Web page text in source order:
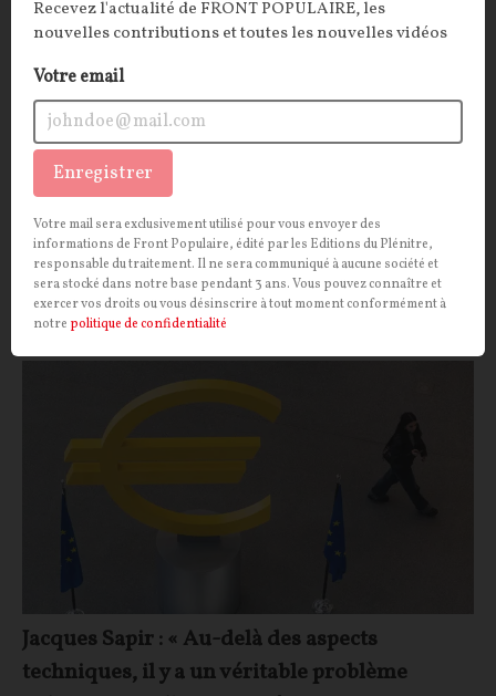
maisons nous racontent que nous les
racontons »
ENTRETIEN.Contributeur à la revue
depuis ses tout débuts, Frank Lanot publie chez
FayardDans les maisons, les secrets murumurent
recueil de nouvelles articulé autour d'un thème : les
maisons, que nous habitons et qui nous habitent.
Frank LANOT
26/07/2026 commentaires
ECONOMIE
Jacques Sapir : « Au-delà des aspects
techniques, il y a un véritable problème
Recevez l'actualité de FRONT POPULAIRE, les
nouvelles contributions et toutes les nouvelles vidéos
Votre email
Enregistrer
Votre mail sera exclusivement utilisé pour vous envoyer des
informations de Front Populaire, édité par les Editions du Plénitre,
responsable du traitement. Il ne sera communiqué à aucune société et
sera stocké dans notre base pendant 3 ans. Vous pouvez connaître et
exercer vos droits ou vous désinscrire à tout moment conformément à
notre politique de confidentialité